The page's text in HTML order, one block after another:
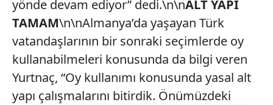
yönde devam ediyor” dedi.\n\nALT YAPI
TAMAM\n\nAlmanya’da yaşayan Türk
vatandaşlarının bir sonraki seçimlerde oy
kullanabilmeleri konusunda da bilgi veren
Yurtnaç, “Oy kullanımı konusunda yasal alt
yapı çalışmalarını bitirdik. Önümüzdeki